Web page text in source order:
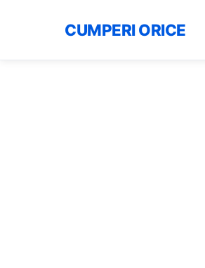
CUMPERI ORICE